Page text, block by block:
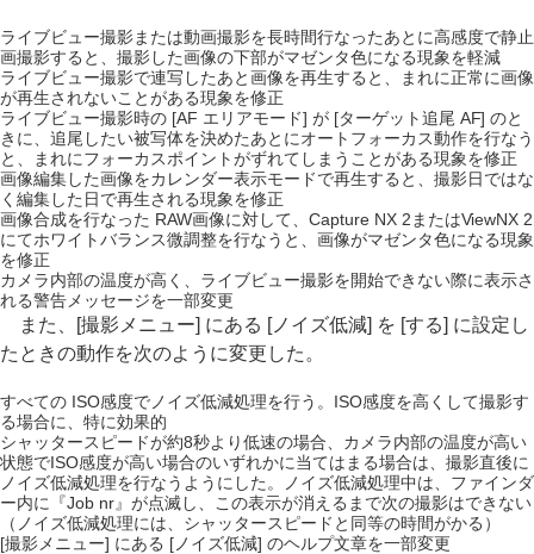
ライブビュー撮影または動画撮影を長時間行なったあとに高感度で静止
画撮影すると、撮影した画像の下部がマゼンタ色になる現象を軽減
ライブビュー撮影で連写したあと画像を再生すると、まれに正常に画像
が再生されないことがある現象を修正
ライブビュー撮影時の [AF エリアモード] が [ターゲット追尾 AF] のと
きに、追尾したい被写体を決めたあとにオートフォーカス動作を行なう
と、まれにフォーカスポイントがずれてしまうことがある現象を修正
画像編集した画像をカレンダー表示モードで再生すると、撮影日ではな
く編集した日で再生される現象を修正
画像合成を行なった RAW画像に対して、Capture NX 2またはViewNX 2
にてホワイトバランス微調整を行なうと、画像がマゼンタ色になる現象
を修正
カメラ内部の温度が高く、ライブビュー撮影を開始できない際に表示さ
れる警告メッセージを一部変更
また、[撮影メニュー] にある [ノイズ低減] を [する] に設定し
たときの動作を次のように変更した。
すべての ISO感度でノイズ低減処理を行う。ISO感度を高くして撮影す
る場合に、特に効果的
シャッタースピードが約8秒より低速の場合、カメラ内部の温度が高い
状態でISO感度が高い場合のいずれかに当てはまる場合は、撮影直後に
ノイズ低減処理を行なうようにした。ノイズ低減処理中は、ファインダ
ー内に『Job nr』が点滅し、この表示が消えるまで次の撮影はできない
（ノイズ低減処理には、シャッタースピードと同等の時間がかる）
[撮影メニュー] にある [ノイズ低減] のヘルプ文章を一部変更